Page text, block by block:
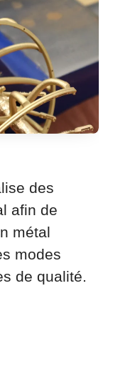
des
afin de
métal
modes
de qualité.